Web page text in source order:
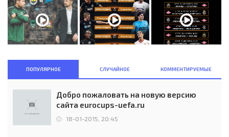
ПОПУЛЯРНОЕ СЛУЧАЙНОЕ КОММЕНТИРУЕМЫЕ
Добро пожаловать на новую версию
сайта eurocups-uefa.ru
18-01-2015, 20:45